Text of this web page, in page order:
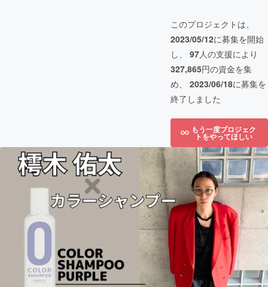
このプロジェクトは、
2023/05/12に募集を開始
し、 97人の支援により
327,865円の資金を集
め、 2023/06/18に募集を
終了しました
もう一度プロジェク
トをやってほしい